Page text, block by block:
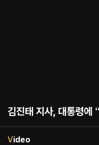
Video